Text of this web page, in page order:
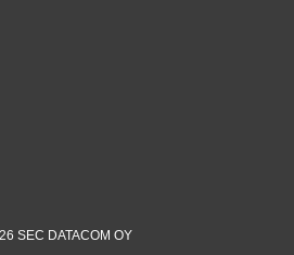
SEC DATACOM OY